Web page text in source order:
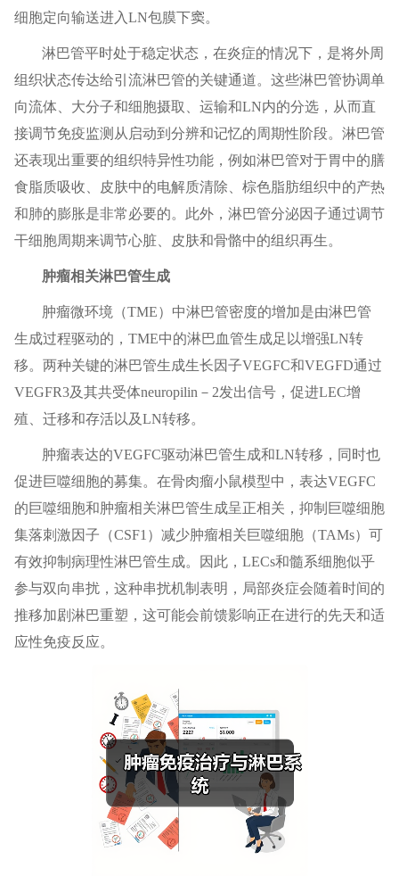
细胞定向输送进入LN包膜下窦。
淋巴管平时处于稳定状态，在炎症的情况下，是将外周
组织状态传达给引流淋巴管的关键通道。这些淋巴管协调单
向流体、大分子和细胞摄取、运输和LN内的分选，从而直
接调节免疫监测从启动到分辨和记忆的周期性阶段。淋巴管
还表现出重要的组织特异性功能，例如淋巴管对于胃中的膳
食脂质吸收、皮肤中的电解质清除、棕色脂肪组织中的产热
和肺的膨胀是非常必要的。此外，淋巴管分泌因子通过调节
干细胞周期来调节心脏、皮肤和骨骼中的组织再生。
肿瘤相关淋巴管生成
肿瘤微环境（TME）中淋巴管密度的增加是由淋巴管
生成过程驱动的，TME中的淋巴血管生成足以增强LN转
移。两种关键的淋巴管生成生长因子VEGFC和VEGFD通过
VEGFR3及其共受体neuropilin－2发出信号，促进LEC增
殖、迁移和存活以及LN转移。
肿瘤表达的VEGFC驱动淋巴管生成和LN转移，同时也
促进巨噬细胞的募集。在骨肉瘤小鼠模型中，表达VEGFC
的巨噬细胞和肿瘤相关淋巴管生成呈正相关，抑制巨噬细胞
集落刺激因子（CSF1）减少肿瘤相关巨噬细胞（TAMs）可
有效抑制病理性淋巴管生成。因此，LECs和髓系细胞似乎
参与双向串扰，这种串扰机制表明，局部炎症会随着时间的
推移加剧淋巴重塑，这可能会前馈影响正在进行的先天和适
应性免疫反应。